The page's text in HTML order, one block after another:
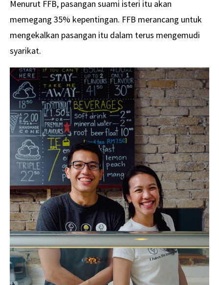
Menurut FFB, pasangan suami isteri itu akan
memegang 35% kepentingan. FFB merancang untuk
mengekalkan pasangan itu dalam terus mengemudi
syarikat.